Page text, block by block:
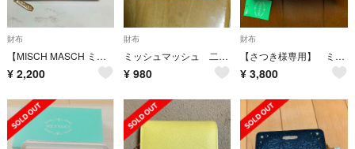
財布
【MISCH MASCH ミッシュマッシュ】ミニ財布 キーケース カードケース
¥ 2,200
財布
ミッシュマッシュ 二つ折り財布 グレージュ
¥ 980
財布
【さつき様専用】 ミッシュマッシュ MISCH MASCH 長財布 箱無し
¥ 3,800